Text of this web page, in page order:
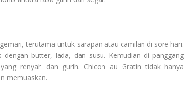
terutama untuk sarapan atau camilan di sore hari.
butter, lada, dan susu. Kemudian di panggang
renyah dan gurih. Chicon au Gratin tidak hanya
memuaskan.